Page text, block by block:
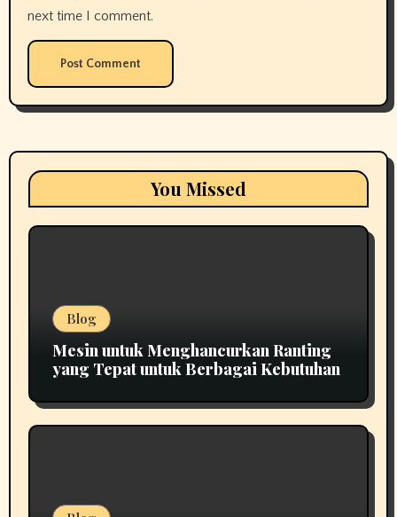
next time I comment.
You Missed
Blog
Mesin untuk Menghancurkan Ranting
yang Tepat untuk Berbagai Kebutuhan